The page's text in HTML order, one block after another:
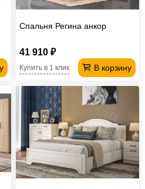
Спальня Регина анкор
41 910 ₽
В корзину
Купить в 1 клик